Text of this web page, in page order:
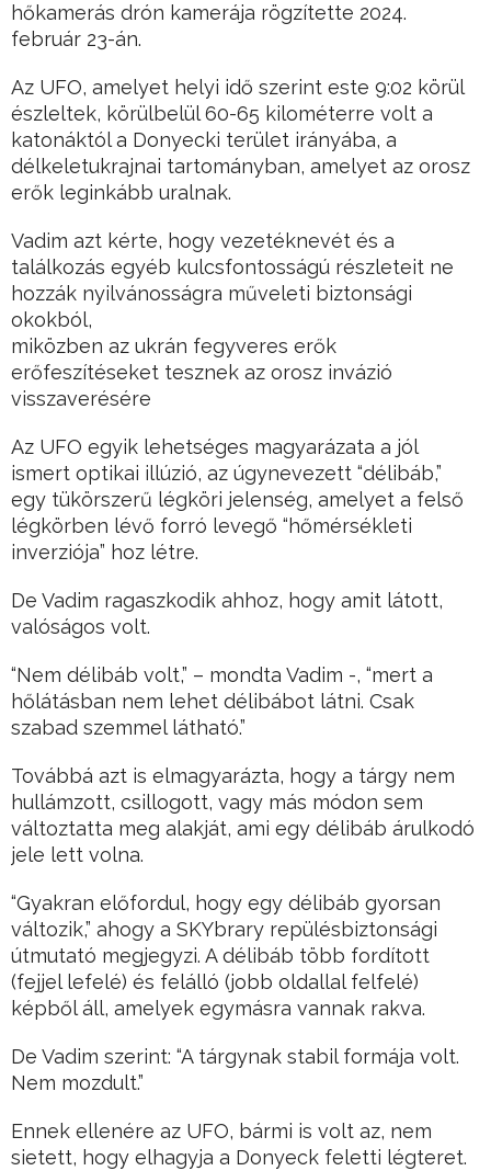
hőkamerás drón kamerája rögzítette 2024.
február 23-án.
Az UFO, amelyet helyi idő szerint este 9:02 körül
észleltek, körülbelül 60-65 kilométerre volt a
katonáktól a Donyecki terület irányába, a
délkeletukrajnai tartományban, amelyet az orosz
erők leginkább uralnak.
Vadim azt kérte, hogy vezetéknevét és a
találkozás egyéb kulcsfontosságú részleteit ne
hozzák nyilvánosságra műveleti biztonsági
okokból,
miközben az ukrán fegyveres erők
erőfeszítéseket tesznek az orosz invázió
visszaverésére
Az UFO egyik lehetséges magyarázata a jól
ismert optikai illúzió, az úgynevezett “délibáb,”
egy tükörszerű légköri jelenség, amelyet a felső
légkörben lévő forró levegő “hőmérsékleti
inverziója” hoz létre.
De Vadim ragaszkodik ahhoz, hogy amit látott,
valóságos volt.
“Nem délibáb volt,” – mondta Vadim -, “mert a
hőlátásban nem lehet délibábot látni. Csak
szabad szemmel látható.”
Továbbá azt is elmagyarázta, hogy a tárgy nem
hullámzott, csillogott, vagy más módon sem
változtatta meg alakját, ami egy délibáb árulkodó
jele lett volna.
“Gyakran előfordul, hogy egy délibáb gyorsan
változik,” ahogy a SKYbrary repülésbiztonsági
útmutató megjegyzi. A délibáb több fordított
(fejjel lefelé) és felálló (jobb oldallal felfelé)
képből áll, amelyek egymásra vannak rakva.
De Vadim szerint: “A tárgynak stabil formája volt.
Nem mozdult.”
Ennek ellenére az UFO, bármi is volt az, nem
sietett, hogy elhagyja a Donyeck feletti légteret.